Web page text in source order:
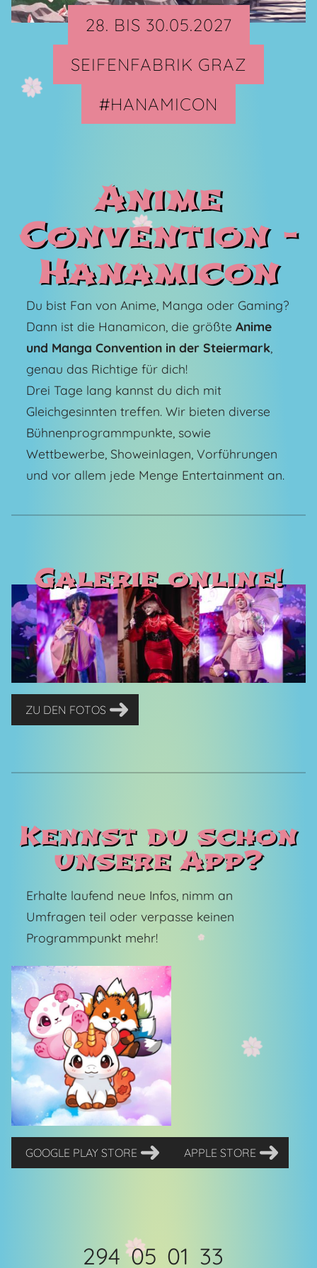
28. BIS 30.05.2027
SEIFENFABRIK GRAZ
#HANAMICON
Anime
Convention -
Hanamicon
Du bist Fan von Anime, Manga oder Gaming?
Dann ist die Hanamicon, die größte Anime
und Manga Convention in der Steiermark,
genau das Richtige für dich!
Drei Tage lang kannst du dich mit
Gleichgesinnten treffen. Wir bieten diverse
Bühnenprogrammpunkte, sowie
Wettbewerbe, Showeinlagen, Vorführungen
und vor allem jede Menge Entertainment an.
Galerie online!
ZU DEN FOTOS
Kennst du schon
unsere App?
Erhalte laufend neue Infos, nimm an
Umfragen teil oder verpasse keinen
Programmpunkt mehr!
GOOGLE PLAY STORE APPLE STORE
294 05 01 31